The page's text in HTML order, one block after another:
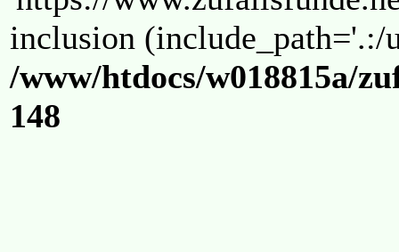
inclusion (include_path='.:/
/www/htdocs/w018815a/
148